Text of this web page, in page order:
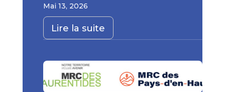
Mai 13, 2026
Lire la suite